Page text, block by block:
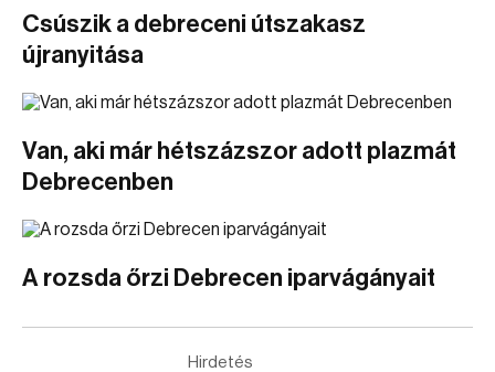
Csúszik a debreceni útszakasz
újranyitása
Van, aki már hétszázszor adott plazmát
Debrecenben
A rozsda őrzi Debrecen iparvágányait
Hirdetés